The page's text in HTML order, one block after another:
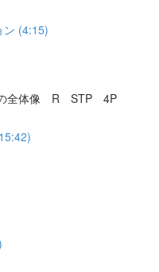
ン (4:15)
の全体像 R STP 4P